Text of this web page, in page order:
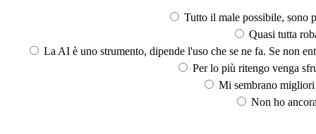
Tutto il male possibile, sono
Quasi tutta
La AI è uno strumento, dipende l'uso che se ne fa. Se non
Per lo più ritengo venga
Mi sembrano
Non ho